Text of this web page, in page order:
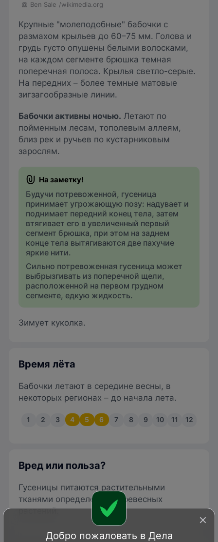
Ben Sale /wikimedia.org
Крупные "молеподобные" бабочки с
размахом крыльев до 60–75 мм. Голова и
грудь густо опушены белыми волосками,
на каждом сегменте брюшка темная
поперечная полоса. Крылья светло-серые.
На передних – более темные матовые
зигзагообразные линии.
Бабочки активны ночью. Летают по
пойменным лесам, тополевым аллеям,
близ рек и ручьев по кустарниковым
зарослям.
Будучи потревоженной, гусеница
принимает угрожающую позу: надувает и
поднимает передний конец тела, затем
втягивает его в увеличенный первый
сегмент брюшка, при этом на заднем
конце тела вытягиваются две пахучие
яркие нити.
Сильно потревоженная гусеница может
выбрызгивать из поперечной щели,
расположенной на первом грудном
сегменте, едкую жидкость.
Зимует куколка.
Время лёта
Бабочки летают в середине весны, в
некоторых регионах – до начала лета.
1 2 3 4 5 6 7 8 9 10 11 12
Вред или польза?
Гусеницы питаются растительными
тканями определенных древесных
растений.
Добро пожаловать в Дела